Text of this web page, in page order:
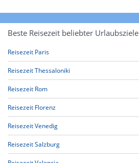
Beste Reisezeit beliebter Urlaubsziele
Reisezeit Paris
Reisezeit Thessaloniki
Reisezeit Rom
Reisezeit Florenz
Reisezeit Venedig
Reisezeit Salzburg